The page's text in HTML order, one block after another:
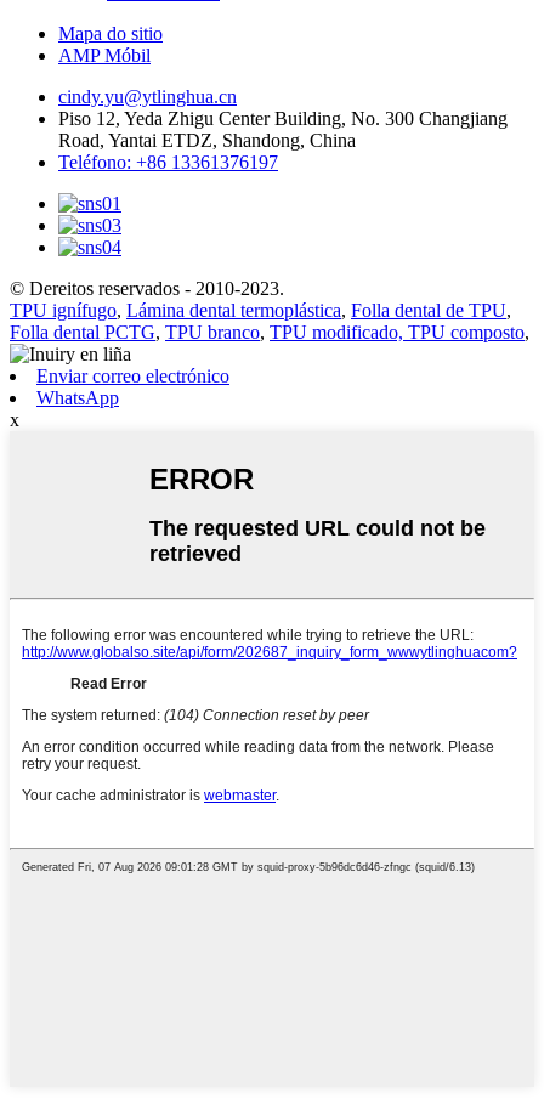
Mapa do sitio
AMP Móbil
cindy.yu@ytlinghua.cn
Piso 12, Yeda Zhigu Center Building, No. 300 Changjiang
Road, Yantai ETDZ, Shandong, China
Teléfono: +86 13361376197
© Dereitos reservados - 2010-2023.
TPU ignífugo, Lámina dental termoplástica, Folla dental de TPU,
Folla dental PCTG, TPU branco, TPU modificado, TPU composto,
Enviar correo electrónico
WhatsApp
x